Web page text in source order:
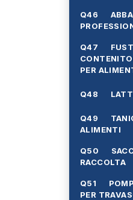
Q46
Q47
PER
Q48
Q49
ALIMENTI
Q50
RACCOLTA
Q51
PER